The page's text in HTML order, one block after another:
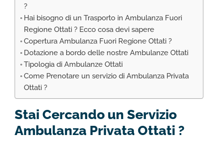
?
Hai bisogno di un Trasporto in Ambulanza Fuori
Regione Ottati ? Ecco cosa devi sapere
Copertura Ambulanza Fuori Regione Ottati ?
Dotazione a bordo delle nostre Ambulanze Ottati
Tipologia di Ambulanze Ottati
Come Prenotare un servizio di Ambulanza Privata
Ottati ?
Stai Cercando un Servizio
Ambulanza Privata Ottati ?